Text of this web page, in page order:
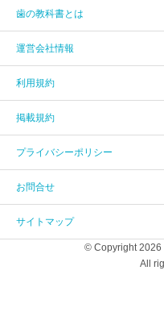
歯の教科書とは
運営会社情報
利用規約
掲載規約
プライバシーポリシー
お問合せ
サイトマップ
© Copyright 2026
All